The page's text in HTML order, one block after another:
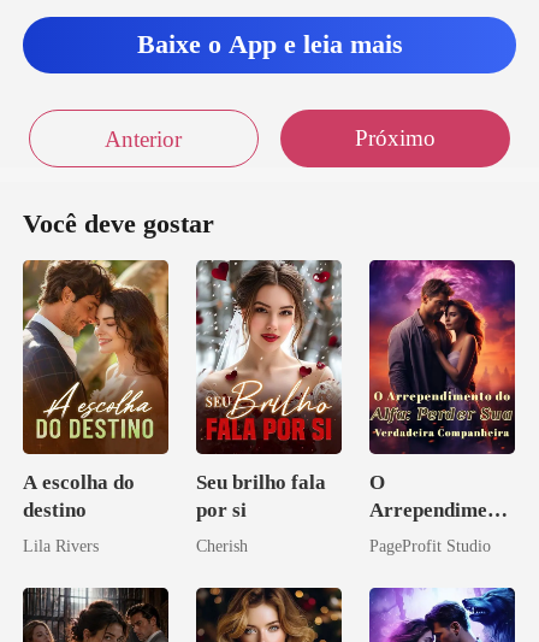
atrevido, s
Baixe o App e leia mais
Anterior Próximo
Você deve gostar
A escolha do
destino
Lila Rivers
Seu brilho fala
por si
Cherish
O
Arrependiment
o do Alfa:
Verdadeira
Companheira
PageProfit Studio